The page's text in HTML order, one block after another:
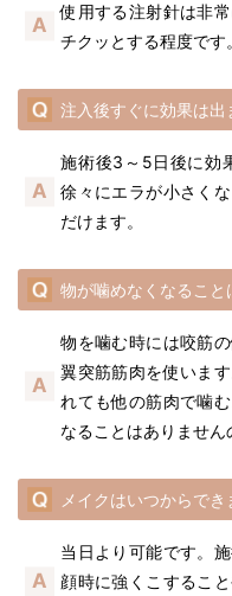
使用する注射針は非
チクッとする程度です。
注入後すぐに効果は出
施術後3～5日後に効
徐々にエラが小さく
だけます。
物が噛めなくなること
物を噛む時には咬筋
翼突筋筋肉を使いま
れても他の筋肉で噛
なることはありません
メイクはいつからでき
当日より可能です。
顔時に強くこするこ